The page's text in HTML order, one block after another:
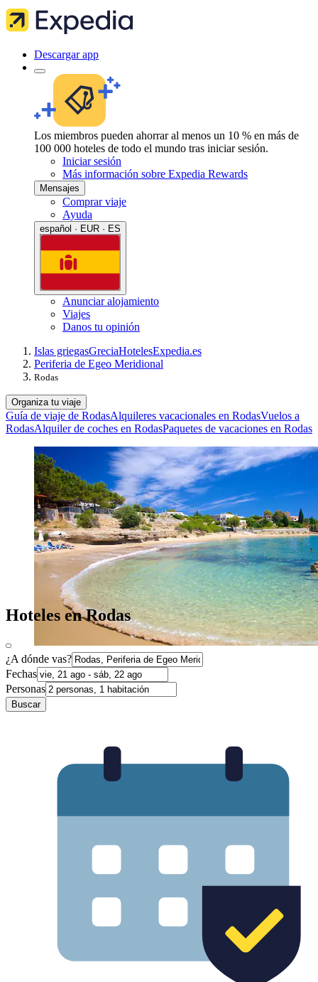
Descargar app
Los miembros pueden ahorrar al menos un 10 % en más de
100 000 hoteles de todo el mundo tras iniciar sesión.
Iniciar sesión
Más información sobre Expedia Rewards
Mensajes
Comprar viaje
Ayuda
español · EUR · ES
Anunciar alojamiento
Viajes
Danos tu opinión
Islas griegasGreciaHotelesExpedia.es
Periferia de Egeo Meridional
Rodas
Organiza tu viaje
Guía de viaje de RodasAlquileres vacacionales en RodasVuelos a
RodasAlquiler de coches en RodasPaquetes de vacaciones en Rodas
Hoteles en Rodas
¿A dónde vas?
Fechas
Personas
Buscar